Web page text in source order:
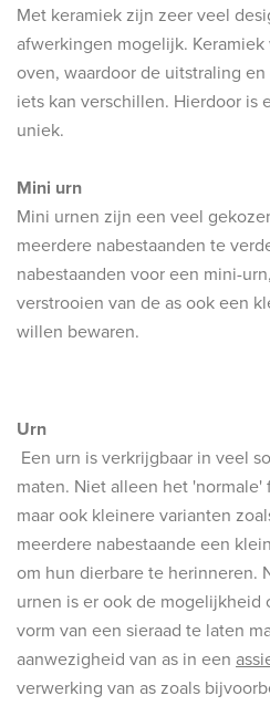
Met keramiek zijn zeer veel
afwerkingen mogelijk.
oven, waardoor de uitstraling
iets kan verschillen. Hierdoor is
uniek.
Mini urn
Mini urnen zijn een veel
meerdere nabestaanden te
nabestaanden voor een mini-
verstrooien van de as ook een
willen bewaren.
Urn
Een urn is verkrijgbaar in veel
maten. Niet alleen het 'normale'
maar ook kleinere varianten
meerdere nabestaande een
om hun dierbare te herinneren.
urnen is er ook de
vorm van een sieraad te laten
aanwezigheid van as in een
verwerking van as zoals